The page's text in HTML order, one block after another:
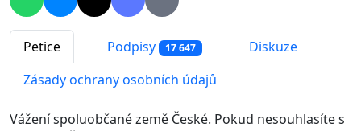
Petice Podpisy 17 647
Diskuze
Zásady ochrany osobních údajů
Vážení spoluobčané země České. Pokud nesouhlasíte s